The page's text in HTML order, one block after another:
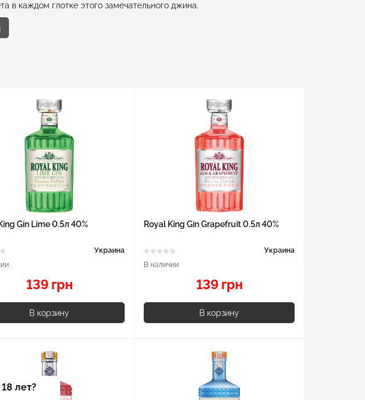
в каждом глотке этого замечательного джина.
Gin Lime 0.5л 40%
Украина
139 грн
В корзину
Royal King Gin Grapefruit 0.5л 40%
Украина
В наличии
139 грн
В корзину
лет?